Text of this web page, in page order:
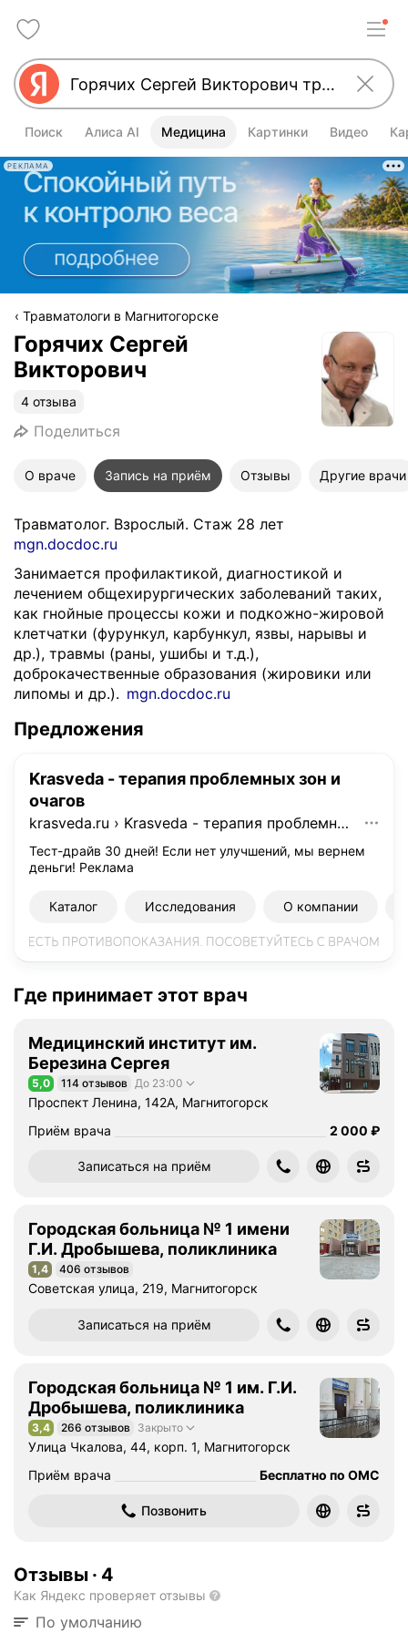
Поиск Алиса AI Медицина Картинки Видео
РЕКЛАМА
Травматологи в Магнитогорске
Горячих Сергей
Викторович
4 отзыва
Поделиться
О враче Запись на приём Отзывы Другие врачи
Травматолог. Взрослый. Стаж 28 лет
mgn.docdoc.ru
Занимается профилактикой, диагностикой и
лечением общехирургических заболеваний таких,
как гнойные процессы кожи и подкожно-жировой
клетчатки (фурункул, карбункул, язвы, нарывы и
др.), травмы (раны, ушибы и т.д.),
доброкачественные образования (жировики или
липомы и др.). mgn.docdoc.ru
Предложения
Krasveda - терапия проблемных зон и
очагов
krasveda.ru › Krasveda - терапия проблемных зон и очагов
Тест-драйв 30 дней! Если нет улучшений, мы вернем
деньги! Реклама
Каталог Исследования О компании
Где принимает этот врач
Медицинский институт им.
Березина Сергея
Рейтинг 5,0 из 5
5,0 114 отзывов До 23:00
Проспект Ленина, 142А, Магнитогорск
Приём врача
Цена
2000
2 000 ₽
Записаться на приём
Городская больница № 1 имени
Г.И. Дробышева, поликлиника
Рейтинг 1,4 из 5
1,4 406 отзывов
Советская улица, 219, Магнитогорск
Записаться на приём
Городская больница № 1 им. Г.И.
Дробышева, поликлиника
Рейтинг 3,4 из 5
3,4 266 отзывов Закрыто
Улица Чкалова, 44, корп. 1, Магнитогорск
Приём врача
Бесплатно по ОМС
Позвонить
Отзывы · 4
Как Яндекс проверяет отзывы
По умолчанию